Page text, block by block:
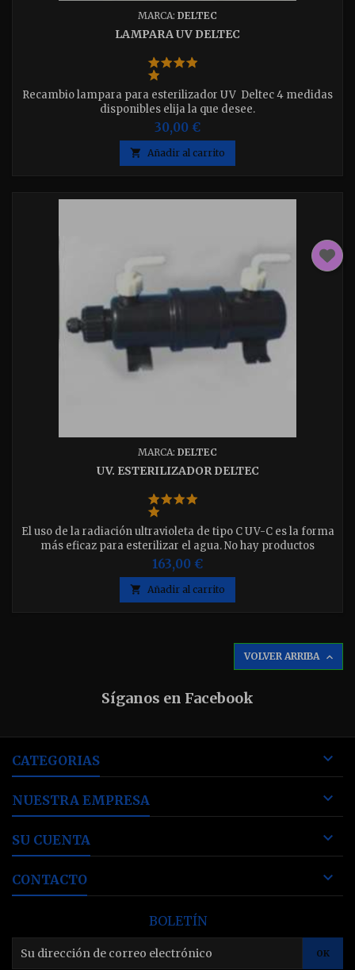
MARCA: DELTEC
LAMPARA UV DELTEC
Recambio lampara para esterilizador UV Deltec 4 medidas
disponibles elija la que desee.
30,00 €
 Añadir al carrito
MARCA: DELTEC
UV. ESTERILIZADOR DELTEC
El uso de la radiación ultravioleta de tipo C UV-C es la forma
más eficaz para esterilizar el agua. No hay productos
químicos que den tan buenos resultados. no hay riesgo de
sobredosis ni peligro para los peces. Disponible en 10w -
20w 39w y 80w elija el que desee
163,00 €
 Añadir al carrito
VOLVER ARRIBA 
Síganos en Facebook
CATEGORIAS 
NUESTRA EMPRESA 
SU CUENTA 
CONTACTO 
BOLETÍN